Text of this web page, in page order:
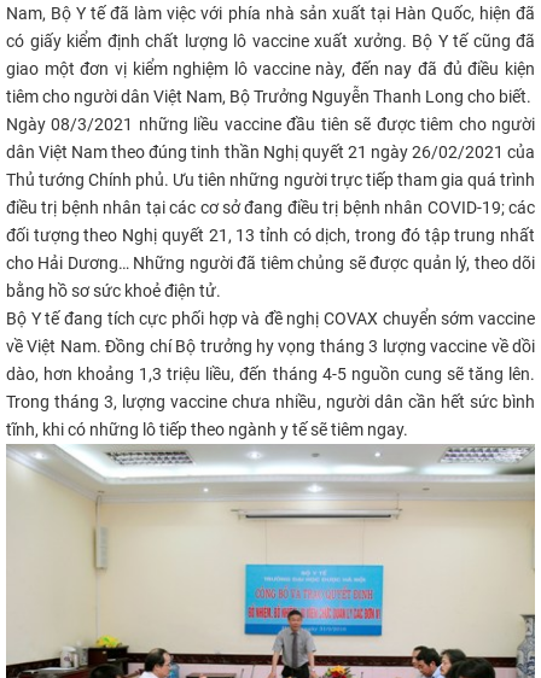
Nam, Bộ Y tế đã làm việc với phía nhà sản xuất tại Hàn Quốc, hiện đã
có giấy kiểm định chất lượng lô vaccine xuất xưởng. Bộ Y tế cũng đã
giao một đơn vị kiểm nghiệm lô vaccine này, đến nay đã đủ điều kiện
tiêm cho người dân Việt Nam, Bộ Trưởng Nguyễn Thanh Long cho biết.
Ngày 08/3/2021 những liều vaccine đầu tiên sẽ được tiêm cho người
dân Việt Nam theo đúng tinh thần Nghị quyết 21 ngày 26/02/2021 của
Thủ tướng Chính phủ. Ưu tiên những người trực tiếp tham gia quá trình
điều trị bệnh nhân tại các cơ sở đang điều trị bệnh nhân COVID-19; các
đối tượng theo Nghị quyết 21, 13 tỉnh có dịch, trong đó tập trung nhất
cho Hải Dương… Những người đã tiêm chủng sẽ được quản lý, theo dõi
bằng hồ sơ sức khoẻ điện tử.
Bộ Y tế đang tích cực phối hợp và đề nghị COVAX chuyển sớm vaccine
về Việt Nam. Đồng chí Bộ trưởng hy vọng tháng 3 lượng vaccine về dồi
dào, hơn khoảng 1,3 triệu liều, đến tháng 4-5 nguồn cung sẽ tăng lên.
Trong tháng 3, lượng vaccine chưa nhiều, người dân cần hết sức bình
tĩnh, khi có những lô tiếp theo ngành y tế sẽ tiêm ngay.